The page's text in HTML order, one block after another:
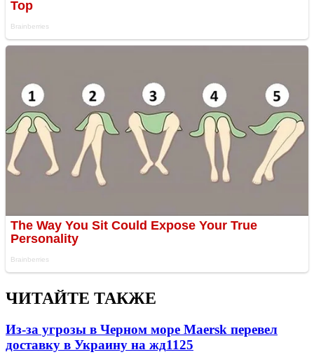
ЧИТАЙТЕ ТАКЖЕ
Из-за угрозы в Черном море Maersk перевел
доставку в Украину на жд1125